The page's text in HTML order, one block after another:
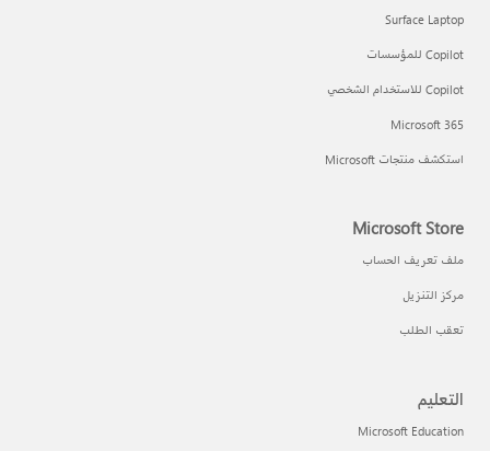
Surface Laptop
Copilot للمؤسسات
Copilot للاستخدام الشخصي
Microsoft 365
استكشف منتجات Microsoft
Microsoft Store
ملف تعريف الحساب
مركز التنزيل
تعقب الطلب
التعليم
Microsoft Education